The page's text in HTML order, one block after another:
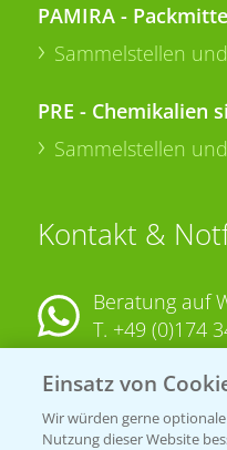
PAMIRA -
Sammelstellen
PRE - Chemikalien
Sammelstellen
Kontakt &
Beratung auf
T. +49 (0)174
KONTAKT
Einsatz von
Wir würden gerne
Nutzung dieser Website